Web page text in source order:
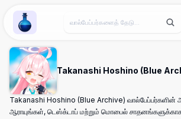
Wallpaper Alchemy
Takanashi Hoshino (Blue
Takanashi Hoshino (Blue Archive) வால்பேப்பர்களின்
ஆராயுங்கள், டெஸ்க்டாப் மற்றும் மொபைல் சாதனங்களுக்காக,